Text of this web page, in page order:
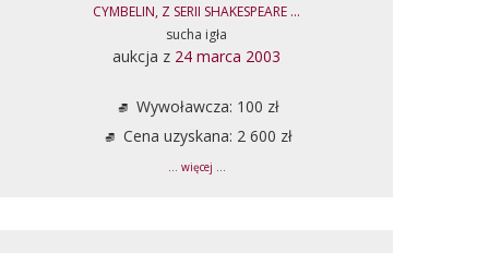
CYMBELIN, Z SERII SHAKESPEARE ...
sucha igła
aukcja z 24 marca 2003
Wywoławcza: 100 zł
Cena uzyskana: 2 600 zł
... więcej ...